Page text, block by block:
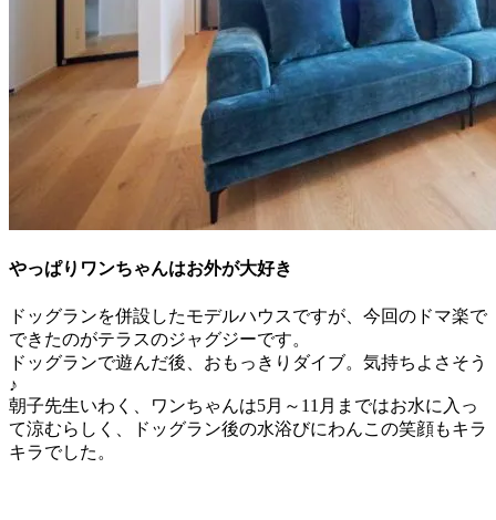
やっぱりワンちゃんはお外が大好き
ドッグランを併設したモデルハウスですが、今回のドマ楽で
できたのがテラスのジャグジーです。
ドッグランで遊んだ後、おもっきりダイブ。気持ちよさそう
♪
朝子先生いわく、ワンちゃんは5月～11月まではお水に入っ
て涼むらしく、ドッグラン後の水浴びにわんこの笑顔もキラ
キラでした。